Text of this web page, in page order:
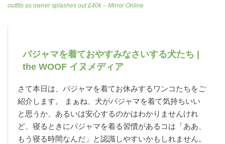
outfits as owner splashes out £40k – Mirror Online
パジャマを着ておやすみなさいする犬たち |
the WOOF イヌメディア
さて本日は、パジャマを着てお休みするワンコたちをご
紹介します。 まぁね、犬がパジャマを着て気持ちいい
と思うか、あるいは安心するのかはわかりませんけれ
ど、寝るときにパジャマを着る習慣があるコは「ああ、
もう寝る時間なんだ」と認識しやすいかもしれません。